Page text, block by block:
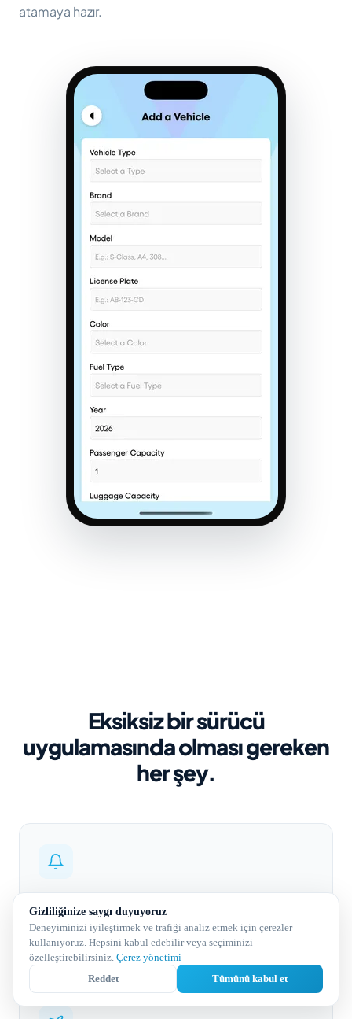
atamaya hazır.
Eksiksiz bir sürücü
uygulamasında olması gereken
her şey.
Push bildirimleri
Yeni transferler, statü değişimleri, gecikmeler ve
gelen sohbetler için yapılandırılabilir uyarılar.
Gizliliğinize saygı duyuyoruz
Deneyiminizi iyileştirmek ve trafiği analiz etmek için çerezler
kullanıyoruz. Hepsini kabul edebilir veya seçiminizi
özelleştirebilirsiniz. Çerez yönetimi
Reddet
Tümünü kabul et